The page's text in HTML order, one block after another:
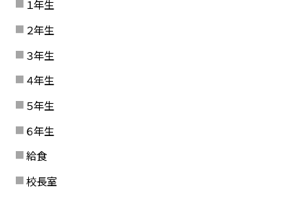
１年生
２年生
３年生
４年生
５年生
６年生
給食
校長室